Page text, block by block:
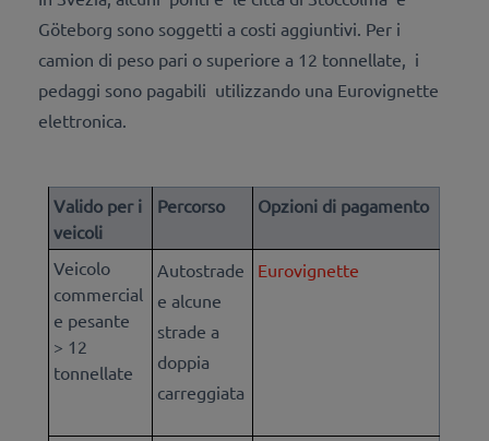
Göteborg sono soggetti a costi aggiuntivi. Per i
camion di peso pari o superiore a 12 tonnellate, i
pedaggi sono pagabili utilizzando una Eurovignette
elettronica.
Valido per i
veicoli
Percorso Opzioni di pagamento
Veicolo
commercial
e pesante
> 12
tonnellate
Autostrade
e alcune
strade a
doppia
carreggiata
Eurovignette